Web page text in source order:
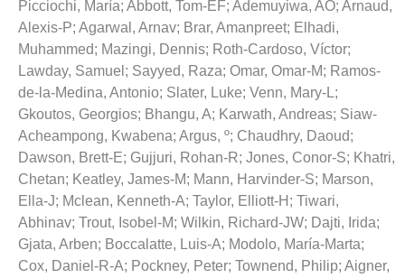
Picciochi, María; Abbott, Tom-EF; Ademuyiwa, AO; Arnaud,
Alexis-P; Agarwal, Arnav; Brar, Amanpreet; Elhadi,
Muhammed; Mazingi, Dennis; Roth-Cardoso, Víctor;
Lawday, Samuel ; Sayyed, Raza; Omar, Omar-M; Ramos-
de-la-Medina, Antonio; Slater, Luke; Venn, Mary-L;
Gkoutos, Georgios; Bhangu, A; Karwath, Andreas; Siaw-
Acheampong, Kwabena; Argus, º; Chaudhry, Daoud;
Dawson, Brett-E; Gujjuri, Rohan-R; Jones, Conor-S; Khatri,
Chetan; Keatley, James-M; Mann, Harvinder-S; Marson,
Ella-J; Mclean, Kenneth-A; Taylor, Elliott-H ; Tiwari,
Abhinav; Trout, Isobel-M; Wilkin, Richard-JW; Dajti, Irida;
Gjata, Arben; Boccalatte, Luis-A; Modolo, María-Marta;
Cox, Daniel-R-A; Pockney, Peter; Townend, Philip; Aigner,